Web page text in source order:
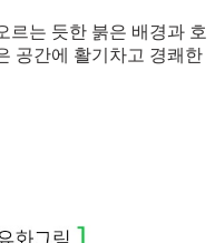
르는 듯한 붉은 배경과 호
공간에 활기차고 경쾌한